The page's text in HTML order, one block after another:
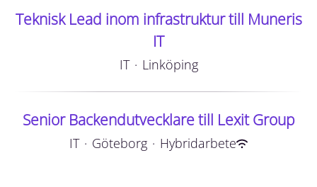
Teknisk Lead inom infrastruktur till Muneris
IT
IT · Linköping
Senior Backendutvecklare till Lexit Group
IT · Göteborg · Hybridarbete